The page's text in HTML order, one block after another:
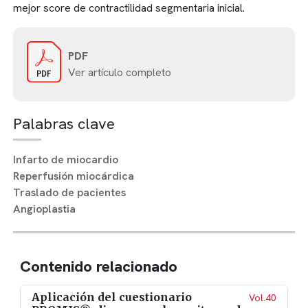
mejor score de contractilidad segmentaria inicial.
PDF
Ver artículo completo
Palabras clave
Infarto de miocardio
Reperfusión miocárdica
Traslado de pacientes
Angioplastia
Contenido relacionado
Aplicación del cuestionario
Vol.40